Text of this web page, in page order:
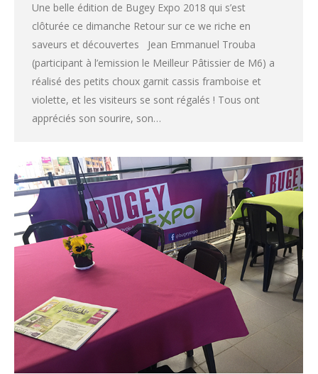
Une belle édition de Bugey Expo 2018 qui s’est
clôturée ce dimanche Retour sur ce we riche en
saveurs et découvertes Jean Emmanuel Trouba
(participant à l’emission le Meilleur Pâtissier de M6) a
réalisé des petits choux garnit cassis framboise et
violette, et les visiteurs se sont régalés ! Tous ont
appréciés son sourire, son…